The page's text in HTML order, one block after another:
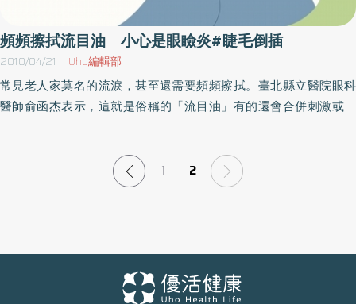
頻頻擦拭流目油 小心是眼瞼炎#睫毛倒插
2010/04/21 Uho編輯部
常見老人家莫名的流淚，甚至還需要頻頻擦拭。臺北縣立醫院眼科
醫師俞函杰表示，這就是俗稱的「流目油」有的還會合併刺激或異
況，眼窩外上方的淚腺會分泌眼淚來潤濕眼球表面。大部分會從下
眼瞼內側的淚點流出，經由淚管、淚囊、鼻淚管而後流到鼻腔。當
和淚囊鼻腔造孔術改善。另外如睫毛倒插，乾眼症或眼瞼炎的患
者，因眼球表面受到刺激，導致淚液分泌過多而流目油。睫毛倒插
以睫毛拔除為主，嚴重者需要睫毛囊破壞或眼瞼手術治療。乾眼症
1 2